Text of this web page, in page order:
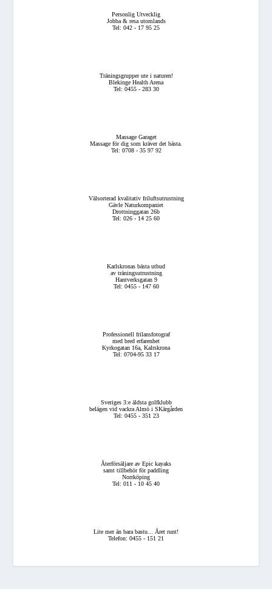
Personlig Utvecklig
Jobba & resa utomlands
Tel: 042 - 17 95 25
Träningsgrupper ute i naturen!
Blekinge Health Arena
Tel: 0455 - 283 30
Massage Garaget
Massage för dig som kräver det bästa.
Tel: 0708 - 35 97 92
Välsorterad kvalitativ friluftsutrustning
Gävle Naturkompaniet
Drottninggatan 26b
Tel: 026 - 14 25 60
Karlskronas bästa utbud
av träningsutrustning
Hantverksgatan 9
Tel: 0455 - 147 60
Professionell frilansfotograf
med bred erfarenhet
Kyrkogatan 16a, Kalrskrona
Tel: 0704-95 33 17
Sveriges 3:e äldsta golfklubb
belägen vid vackra Almö i SKärgården
Tel: 0455 - 351 23
Återförsäljare av Epic kayaks
samt tillbehör för paddling
Norrköping
Tel: 011 - 10 45 40
Lite mer än bara bastu... Året runt!
Telefon: 0455 - 151 21